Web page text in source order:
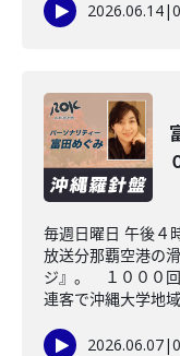
2026.06.14|
毎週日曜日 午後４
放送分那覇空港の
ジ』。 １０００
連客で沖縄大学地
2026.06.07|